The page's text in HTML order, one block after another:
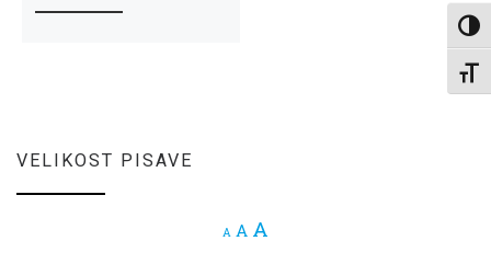
VELIKOST PISAVE
A Decrease font size.
A Reset font size.
A